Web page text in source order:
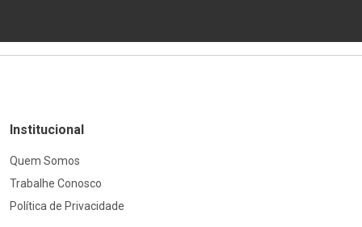
Institucional
Quem Somos
Trabalhe Conosco
Política de Privacidade